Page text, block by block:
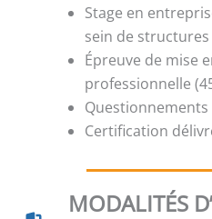
Stage en
sein de
Épreuve de mise
professionnelle
Certification
MODALITÉS